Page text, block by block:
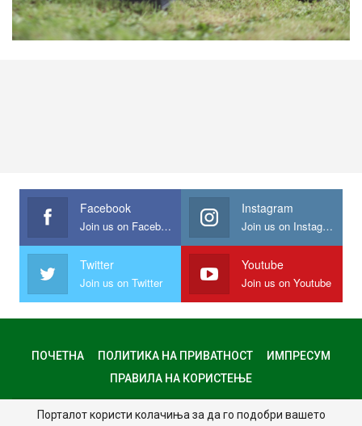
Facebook
Join us on Facebook
Instagram
Join us on Instagram
Twitter
Join us on Twitter
Youtube
Join us on Youtube
ПОЧЕТНА ПОЛИТИКА НА ПРИВАТНОСТ
ИМПРЕСУМ
ПРАВИЛА НА КОРИСТЕЊЕ
© 2024 - Сите права задржани.
Порталот користи колачиња за да го подобри вашето